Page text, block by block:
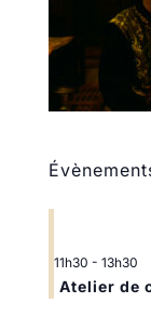
11h30 - 13h30
Atelier de